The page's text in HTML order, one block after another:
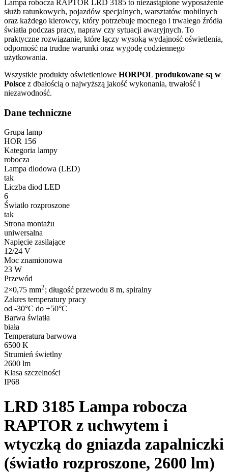
Lampa robocza RAPTOR LRD 3185 to niezastąpione wyposażenie
służb ratunkowych, pojazdów specjalnych, warsztatów mobilnych
oraz każdego kierowcy, który potrzebuje mocnego i trwałego źródła
światła podczas pracy, napraw czy sytuacji awaryjnych. To
praktyczne rozwiązanie, które łączy wysoką wydajność oświetlenia,
odporność na trudne warunki oraz wygodę codziennego
użytkowania.
Wszystkie produkty oświetleniowe HORPOL produkowane są w
Polsce z dbałością o najwyższą jakość wykonania, trwałość i
niezawodność.
Dane techniczne
Grupa lamp
HOR 156
Kategoria lampy
robocza
Lampa diodowa (LED)
tak
Liczba diod LED
6
Światło rozproszone
tak
Strona montażu
uniwersalna
Napięcie zasilające
12/24 V
Moc znamionowa
23 W
Przewód
2×0,75 mm2; długość przewodu 8 m, spiralny
Zakres temperatury pracy
od -30°C do +50°C
Barwa światła
biała
Temperatura barwowa
6500 K
Strumień świetlny
2600 lm
Klasa szczelności
IP68
LRD 3185 Lampa robocza
RAPTOR z uchwytem i
wtyczką do gniazda zapalniczki
(światło rozproszone, 2600 lm)